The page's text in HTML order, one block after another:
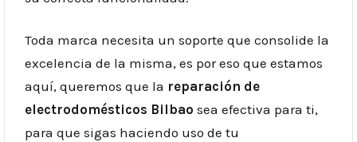
Toda marca necesita un soporte que consolide la
excelencia de la misma, es por eso que estamos
aquí, queremos que la reparación de
electrodomésticos Bilbao sea efectiva para ti,
para que sigas haciendo uso de tu